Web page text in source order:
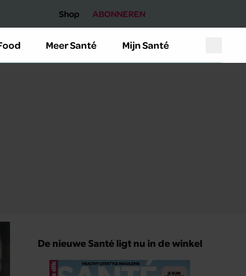
Shop ABONNEREN
Meer Santé Mijn Santé
De nieuwe Santé ligt nu in de winkel